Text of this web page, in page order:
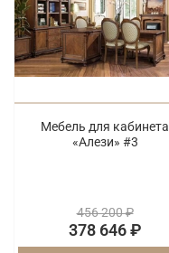
Мебель для кабинета
«Алези» #3
456 200 ₽
378 646 ₽